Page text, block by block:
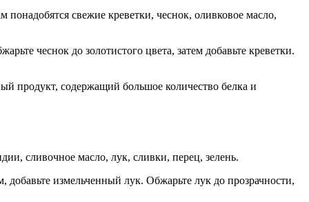
свежие креветки, чеснок, оливковое масло,
чеснок до золотистого цвета, затем добавьте креветки.
продукт, содержащий большое количество белка и
сливочное масло, лук, сливки, перец, зелень.
измельченный лук. Обжарьте лук до прозрачности,